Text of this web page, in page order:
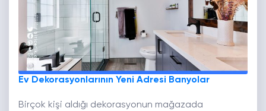
Ev Dekorasyonlarının Yeni Adresi Banyolar
Birçok kişi aldığı dekorasyonun mağazada